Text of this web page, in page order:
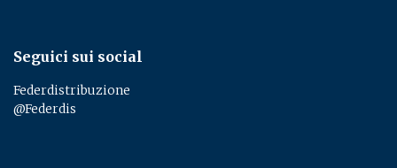
Seguici sui social
Federdistribuzione
@Federdis